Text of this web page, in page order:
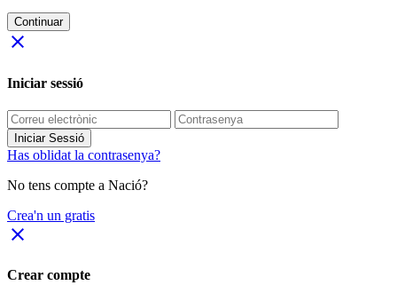
Continuar
close
Iniciar sessió
Iniciar Sessió
Has oblidat la contrasenya?
No tens compte a Nació?
Crea'n un gratis
close
Crear compte